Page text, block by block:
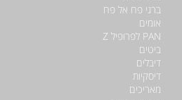
ברגי פח אל פח
אומים
PAN לפרופיל Z
ביטים
דיבלים
דיסקיות
מאריכים